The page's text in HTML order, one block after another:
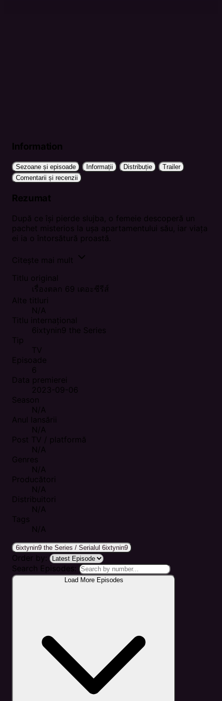
Information
Sezoane și episoade Informații Distribuție
Trailer
Comentarii și recenzii
Rezumat
După ce își pierde slujba, o femeie descoperă un
pachet misterios la ușa apartamentului său, iar viața
ei ia o întorsătură proastă.
Citește mai mult
Titlu original
เรื่องตลก 69 เดอะซีรีส์
Alte titluri
N/A
Titlu internațional
6ixtynin9 the Series
Tip
TV
Episoade
6
Data premierei
2023-09-06
Season
N/A
Anul lansării
N/A
Post TV / platformă
N/A
Genres
N/A
Producători
N/A
Distribuitori
N/A
Tags
N/A
6ixtynin9 the Series / Serialul 6ixtynin9
Order by:
Search Episodes:
Load More Episodes